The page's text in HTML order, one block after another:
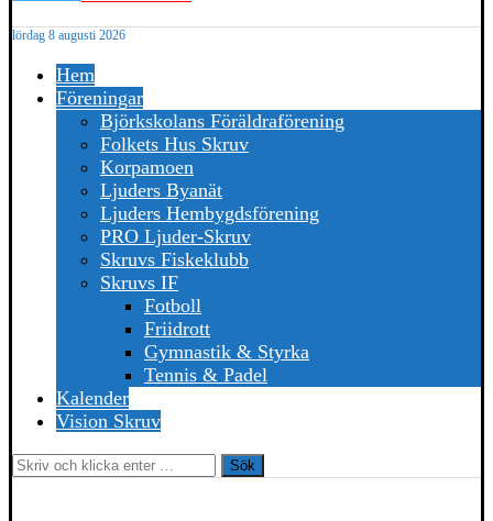
lördag 8 augusti 2026
Hem
Föreningar
Björkskolans Föräldraförening
Folkets Hus Skruv
Korpamoen
Ljuders Byanät
Ljuders Hembygdsförening
PRO Ljuder-Skruv
Skruvs Fiskeklubb
Skruvs IF
Fotboll
Friidrott
Gymnastik & Styrka
Tennis & Padel
Kalender
Vision Skruv
Sök